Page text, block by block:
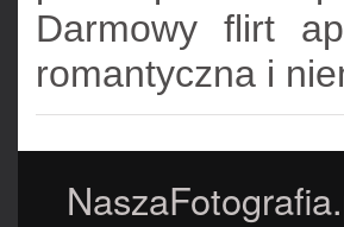
Darmowy flirt
romantyczna i